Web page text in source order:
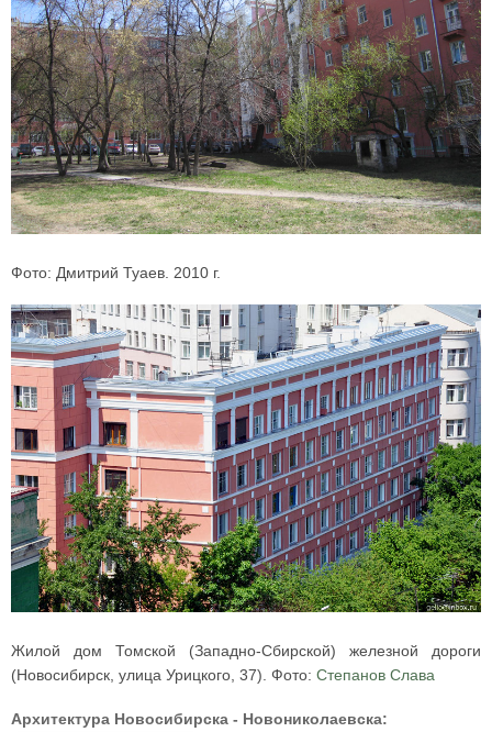
Фото: Дмитрий Туаев. 2010 г.
Жилой дом Томской (Западно-Сбирской) железной дороги
(Новосибирск, улица Урицкого, 37). Фото: Степанов Слава
Архитектура Новосибирска - Новониколаевска: